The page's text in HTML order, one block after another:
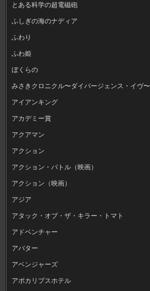
とある科学の超電磁砲
ふしぎの海のナディア
ふわり
ふわ姫
ぼくらの
みさきクロニクル〜ダイバージェンス・イヴ〜
アイアンキング
アカデミー賞
アクアマン
アクション
アクション・バトル（映画）
アクション（映画）
アジア
アタック・オブ・ザ・キラー・トマト
アドベンチャー
アバター
アベンジャーズ
アポカリプスホテル